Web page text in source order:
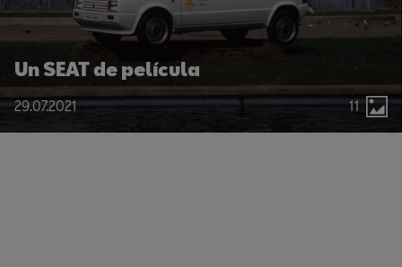
Un SEAT de película
29.07.2021 11